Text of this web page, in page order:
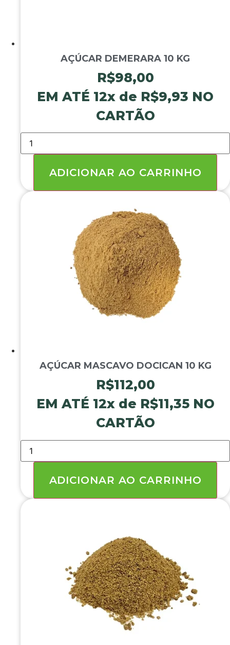
AÇÚCAR DEMERARA 10 KG
R$98,00
EM ATÉ 12x de R$9,93 NO
CARTÃO
AÇÚCAR
DEMERARA
10
quantidadeADICIONAR AO CARRINHO
AÇÚCAR MASCAVO DOCICAN 10 KG
R$112,00
EM ATÉ 12x de R$11,35 NO
CARTÃO
AÇÚCAR
MASCAVO
DOCICAN
quantidadeADICIONAR AO CARRINHO